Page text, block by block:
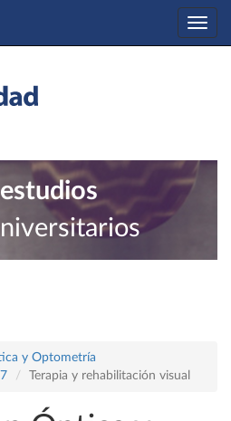
estudios
y Optometría
Terapia y rehabilitación visual